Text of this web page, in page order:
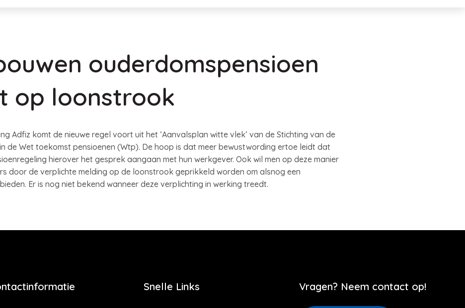
ouderdomspensioen
op loonstrook
Adfiz komt de nieuwe regel voort uit het ‘Aanvalsplan witte vlek’ van de Stichting van de
de Wet toekomst pensioenen (Wtp). De hoop is dat meer bewustwording ertoe leidt dat
hierover het gesprek aangaan met hun werkgever. Ook wil men op deze manier
door de verplichte melding op de loonstrook geprikkeld worden om alsnog een
Er is nog niet bekend wanneer deze verplichting in werking treedt.
Snelle Links Vragen? Neem contact op!